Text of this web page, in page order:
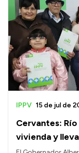
Cervantes:
vivienda y
IPPV 15 de jul de